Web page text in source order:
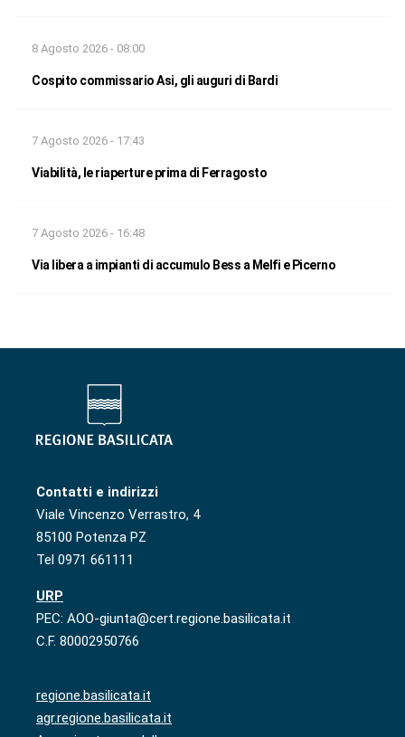
8 Agosto 2026 - 08:00
Cospito commissario Asi, gli auguri di Bardi
7 Agosto 2026 - 17:43
Viabilità, le riaperture prima di Ferragosto
7 Agosto 2026 - 16:48
Via libera a impianti di accumulo Bess a Melfi e Picerno
Contatti e indirizzi
Viale Vincenzo Verrastro, 4
85100 Potenza PZ
Tel 0971 661111
URP
PEC: AOO-giunta@cert.regione.basilicata.it
C.F. 80002950766
regione.basilicata.it
agr.regione.basilicata.it